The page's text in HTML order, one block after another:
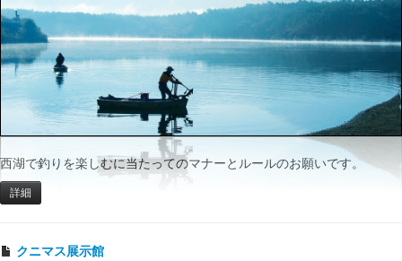
西湖で釣りを楽しむに当たってのマナーとルールのお願いです。
詳細
クニマス展示館